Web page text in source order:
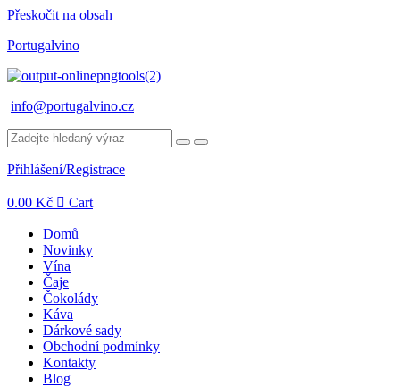
Přeskočit na obsah
Portugalvino
info@portugalvino.cz
Přihlášení/Registrace
0.00 Kč Cart
Domů
Novinky
Vína
Čaje
Čokolády
Káva
Dárkové sady
Obchodní podmínky
Kontakty
Blog